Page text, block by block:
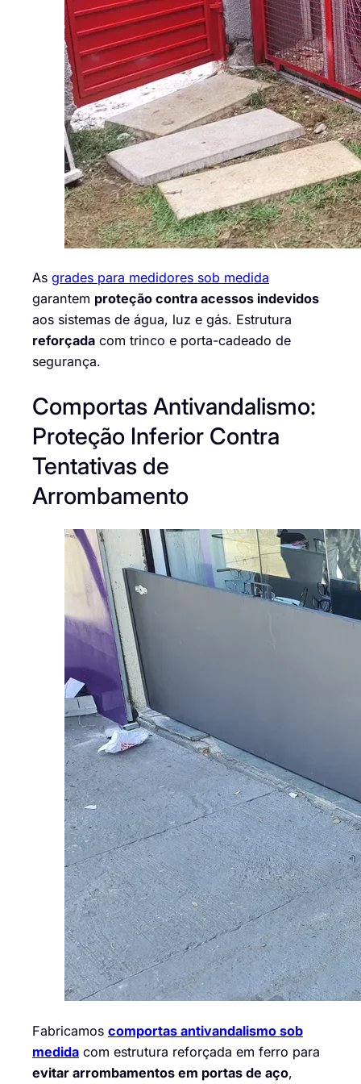
As grades para medidores sob medida
garantem proteção contra acessos indevidos
aos sistemas de água, luz e gás. Estrutura
reforçada com trinco e porta-cadeado de
segurança.
Comportas Antivandalismo:
Proteção Inferior Contra
Tentativas de
Arrombamento
Fabricamos comportas antivandalismo sob
medida com estrutura reforçada em ferro para
evitar arrombamentos em portas de aço,